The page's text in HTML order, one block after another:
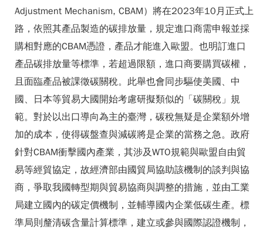
Adjustment Mechanism, CBAM）將在2023年10月正式上
路，依照其產品製造的碳排放量，規定進口商需申報並採
購相對應的CBAM憑證，產品才能進入歐盟。也明訂進口
產品碳排放量等標準，若超過限額，進口商要購買碳權，
且面臨產品被課徵碳關稅。此舉也會同步驅使美國、中
國、日本等貿易大國開始考慮研擬類似的「碳關稅」規
範。對於以出口導向為主的臺灣，碳稅無疑是企業額外增
加的成本，使得碳盤查與減碳將是企業的當務之急。政府
針對CBAM衝擊國內產業，其涉及WTO規範與歐盟自由貿
易等經貿協定，故經濟部由國貿局協助該機制的談判與協
商，爭取我國轉型期與貿易協商與調整的措施，並由工業
局建立國內的碳定價機制，並輔導國內企業低碳生產。標
準局則釐清碳含量計算標準，建立或參與國際認證機制，